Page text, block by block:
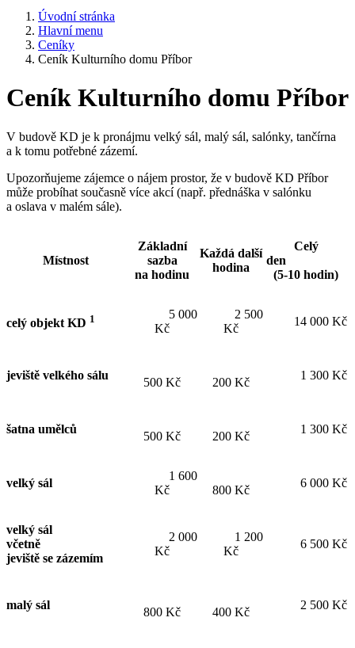
Úvodní stránka
Hlavní menu
Ceníky
Ceník Kulturního domu Příbor
Ceník Kulturního domu Příbor
V budově KD je k pronájmu velký sál, malý sál, salónky, tančírna
a k tomu potřebné zázemí.
Upozorňujeme zájemce o nájem prostor, že v budově KD Příbor
může probíhat současně více akcí (např. přednáška v salónku
a oslava v malém sále).
Místnost
Základní
sazba
na hodinu
Každá další
hodina
Celý
den
(5-10 hodin)
celý objekt KD 1
5 000
Kč
2 500
Kč
14 000 Kč
jeviště velkého sálu
500 Kč 200 Kč
1 300 Kč
šatna umělců
500 Kč 200 Kč
1 300 Kč
velký sál
1 600
Kč
800 Kč
6 000 Kč
velký sál
včetně
jeviště se zázemím
2 000
Kč
1 200
Kč
6 500 Kč
malý sál
800 Kč 400 Kč
2 500 Kč